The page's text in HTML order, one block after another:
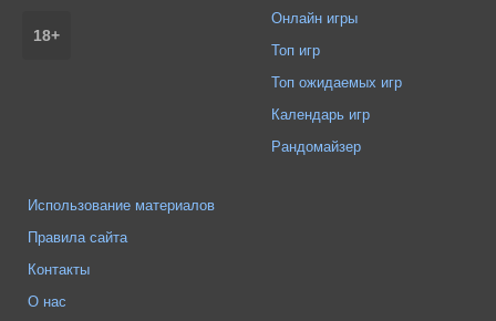
18+
Онлайн игры
Топ игр
Топ ожидаемых игр
Календарь игр
Рандомайзер
Использование материалов
Правила сайта
Контакты
О нас